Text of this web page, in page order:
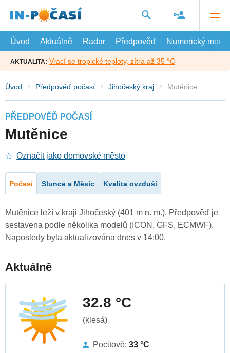
hlavní
Úvod
Aktuálně Radar Předpověď Numerický model
AKTUALITA: Vrací se tropické teploty, zítra až 35 °C
Úvod Předpověď počasí Jihočeský kraj Mutěnice
PŘEDPOVĚĎ POČASÍ
Mutěnice
Označit jako domovské město
Počasí Slunce a Měsíc Kvalita ovzduší
Mutěnice leží v kraji Jihočeský (401 m n. m.). Předpověď je
sestavena podle několika modelů (ICON, GFS, ECMWF).
Naposledy byla aktualizována dnes v 14:00.
Aktuálně
32.8 °C
(klesá)
Pocitově: 33 °C